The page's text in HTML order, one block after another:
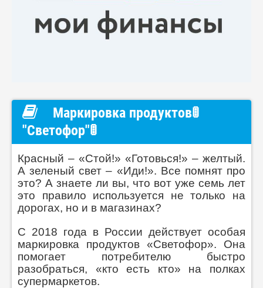
Маркировка продуктов🚦
"Светофор"🚦
Красный – «Стой!» «Готовься!» – желтый.
А зеленый свет – «Иди!». Все помнят про
это? А знаете ли вы, что вот уже семь лет
это правило используется не только на
дорогах, но и в магазинах?
С 2018 года в России действует особая
маркировка продуктов «Светофор». Она
помогает потребителю быстро
разобраться, «кто есть кто» на полках
супермаркетов.